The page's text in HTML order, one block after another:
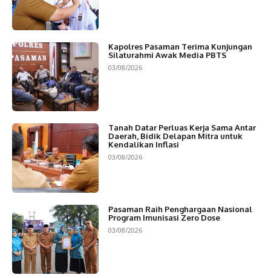
Kapolres Pasaman Terima Kunjungan
Silaturahmi Awak Media PBTS
03/08/2026
Tanah Datar Perluas Kerja Sama Antar
Daerah, Bidik Delapan Mitra untuk
Kendalikan Inflasi
03/08/2026
Pasaman Raih Penghargaan Nasional
Program Imunisasi Zero Dose
03/08/2026